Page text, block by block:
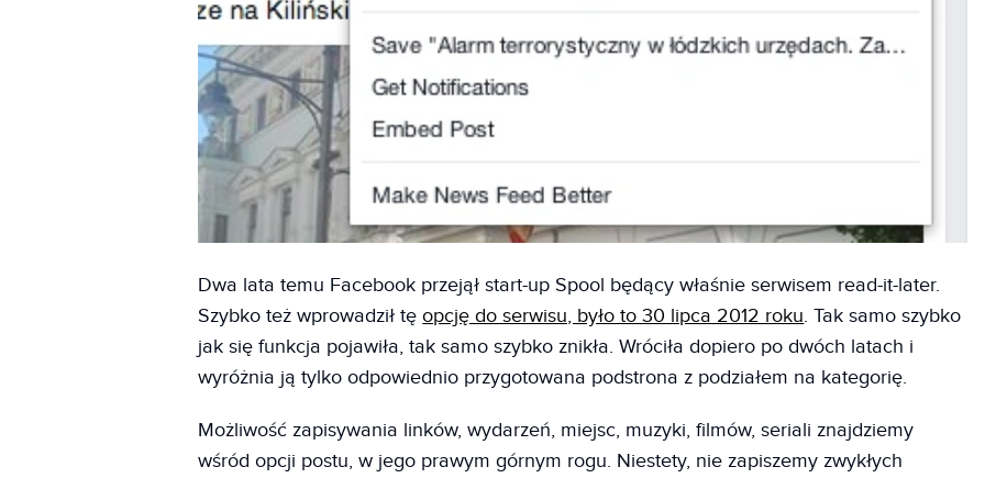
Dwa lata temu Facebook przejął start-up Spool będący właśnie serwisem read-it-later.
Szybko też wprowadził tęopcję do serwisu, było to 30 lipca 2012 roku. Tak samo szybko
jak się funkcja pojawiła, tak samo szybko znikła. Wróciła dopiero po dwóch latach i
wyróżnia ją tylko odpowiednio przygotowana podstrona z podziałem na kategorię.
Możliwość zapisywania linków, wydarzeń, miejsc, muzyki, filmów, seriali znajdziemy
wśród opcji postu, w jego prawym górnym rogu. Niestety, nie zapiszemy zwykłych